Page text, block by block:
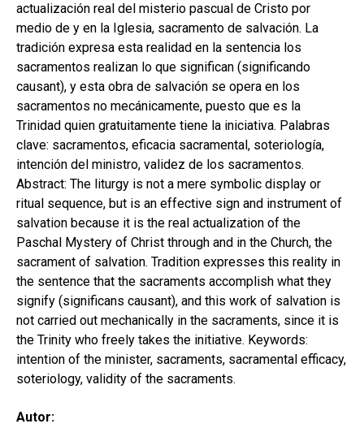
actualización real del misterio pascual de Cristo por
medio de y en la Iglesia, sacramento de salvación. La
tradición expresa esta realidad en la sentencia los
sacramentos realizan lo que significan (significando
causant), y esta obra de salvación se opera en los
sacramentos no mecánicamente, puesto que es la
Trinidad quien gratuitamente tiene la iniciativa. Palabras
clave: sacramentos, eficacia sacramental, soteriología,
intención del ministro, validez de los sacramentos.
Abstract: The liturgy is not a mere symbolic display or
ritual sequence, but is an effective sign and instrument of
salvation because it is the real actualization of the
Paschal Mystery of Christ through and in the Church, the
sacrament of salvation. Tradition expresses this reality in
the sentence that the sacraments accomplish what they
signify (significans causant), and this work of salvation is
not carried out mechanically in the sacraments, since it is
the Trinity who freely takes the initiative. Keywords:
intention of the minister, sacraments, sacramental efficacy,
soteriology, validity of the sacraments.
Autor: